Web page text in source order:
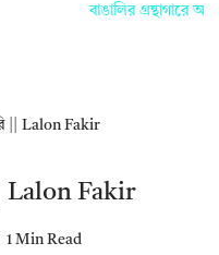
বাঙালির গ্রন্থাগারে
|| Lalon Fakir
Fakir
1 Min Read